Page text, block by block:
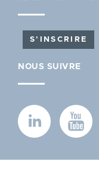
S'INSCRIRE
NOUS SUIVRE